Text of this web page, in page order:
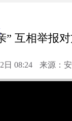
” 互相举报
日 08:24 来源：